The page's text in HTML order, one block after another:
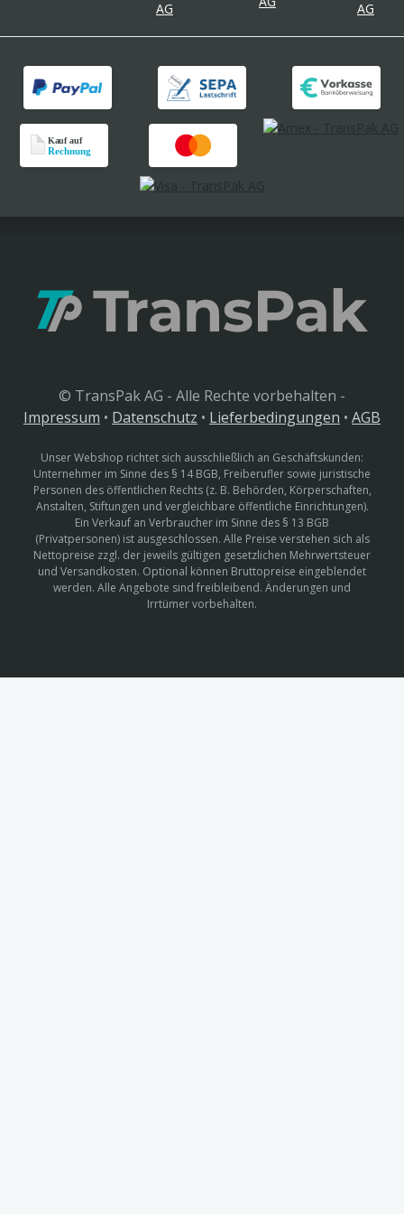
© TransPak AG - Alle Rechte vorbehalten -
Impressum • Datenschutz • Lieferbedingungen • AGB
Unser Webshop richtet sich ausschließlich an Geschäftskunden:
Unternehmer im Sinne des § 14 BGB, Freiberufler sowie juristische
Personen des öffentlichen Rechts (z. B. Behörden, Körperschaften,
Anstalten, Stiftungen und vergleichbare öffentliche Einrichtungen).
Ein Verkauf an Verbraucher im Sinne des § 13 BGB
(Privatpersonen) ist ausgeschlossen. Alle Preise verstehen sich als
Nettopreise zzgl. der jeweils gültigen gesetzlichen Mehrwertsteuer
und Versandkosten. Optional können Bruttopreise eingeblendet
werden. Alle Angebote sind freibleibend. Änderungen und
Irrtümer vorbehalten.